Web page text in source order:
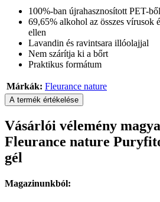
100%-ban újrahasznosított PET-
69,65% alkohol az összes vírusok
ellen
Lavandin és ravintsara illóolajjal
Nem szárítja ki a bőrt
Praktikus formátum
Márkák: Fleurance nature
A termék értékelése
Vásárlói vélemény
Fleurance nature
gél
Magazinunkból: